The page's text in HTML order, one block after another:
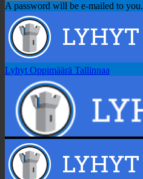
A password will be e-mailed to you.
Lyhyt Oppimäärä Tallinnaa